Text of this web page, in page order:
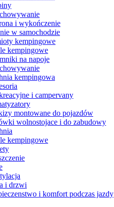
i wykończenie
w samochodzie
kempingowe
kempingowe
na napoje
kempingowa
i campervany
montowane do pojazdów
wolnostojace i do zabudowy
kempingowe
i drzwi
i komfort podczas jazdy